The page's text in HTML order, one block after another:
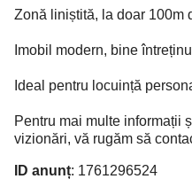
Zonă liniștită, la doar 100m
Imobil modern, bine
Ideal pentru locuință
Pentru mai multe informații
vizionări, vă rugăm să
ID anunț: 1761296524